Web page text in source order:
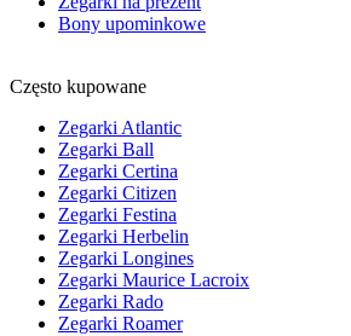
Bony upominkowe
Często kupowane
Zegarki Atlantic
Zegarki Ball
Zegarki Certina
Zegarki Citizen
Zegarki Festina
Zegarki Herbelin
Zegarki Longines
Zegarki Maurice Lacroix
Zegarki Rado
Zegarki Roamer